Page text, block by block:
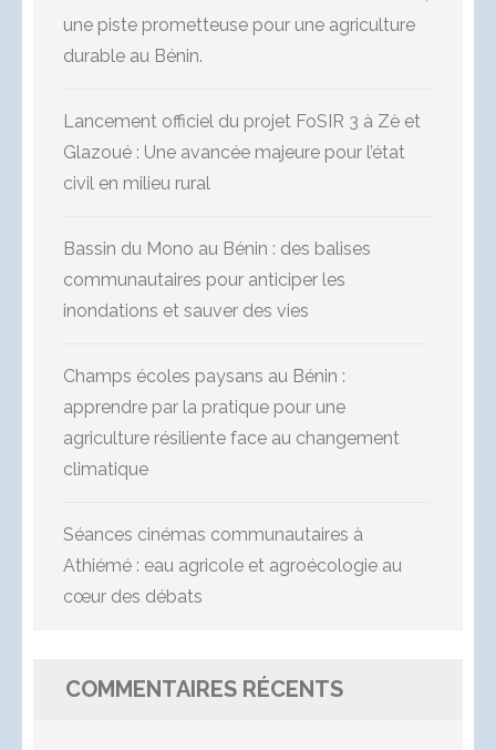
une piste prometteuse pour une agriculture
durable au Bénin.
Lancement officiel du projet FoSIR 3 à Zè et
Glazoué : Une avancée majeure pour l’état
civil en milieu rural
Bassin du Mono au Bénin : des balises
communautaires pour anticiper les
inondations et sauver des vies
Champs écoles paysans au Bénin :
apprendre par la pratique pour une
agriculture résiliente face au changement
climatique
Séances cinémas communautaires à
Athiémé : eau agricole et agroécologie au
cœur des débats
COMMENTAIRES RÉCENTS